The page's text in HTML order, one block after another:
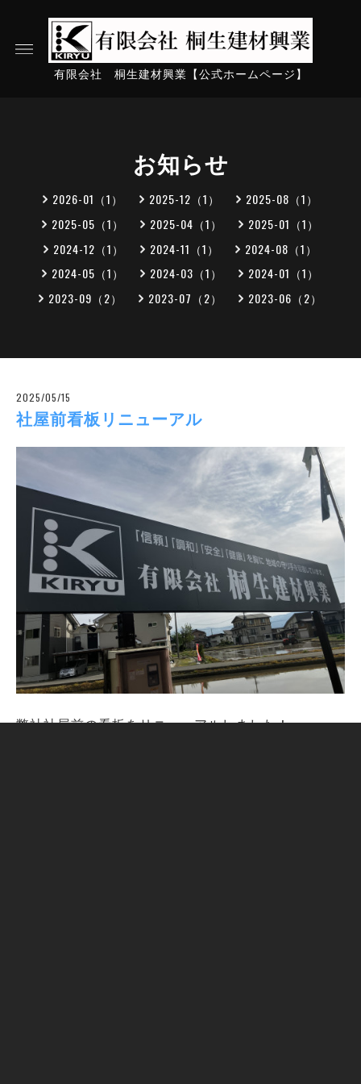
有限会社 桐生建材興業【公式ホームページ】
お知らせ
2026-01（1） 2025-12（1）
2025-08（1）
2025-05（1）
2025-04（1）
2025-01（1）
2024-12（1）
2024-11（1）
2024-08（1）
2024-05（1）
2024-03（1）
2024-01（1）
2023-09（2）
2023-07（2） 2023-06（2）
2025/05/15
社屋前看板リニューアル
弊社社屋前の看板をリニューアルしました！